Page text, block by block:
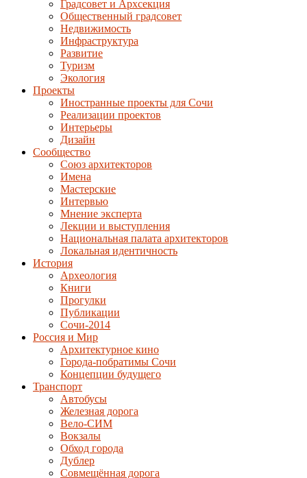
Градсовет и Архсекция
Общественный градсовет
Недвижимость
Инфраструктура
Развитие
Туризм
Экология
Проекты
Иностранные проекты для Сочи
Реализации проектов
Интерьеры
Дизайн
Сообщество
Союз архитекторов
Имена
Мастерские
Интервью
Мнение эксперта
Лекции и выступления
Национальная палата архитекторов
Локальная идентичность
История
Археология
Книги
Прогулки
Публикации
Сочи-2014
Россия и Мир
Архитектурное кино
Города-побратимы Сочи
Концепции будущего
Транспорт
Автобусы
Железная дорога
Вело-СИМ
Вокзалы
Обход города
Дублер
Совмещённая дорога